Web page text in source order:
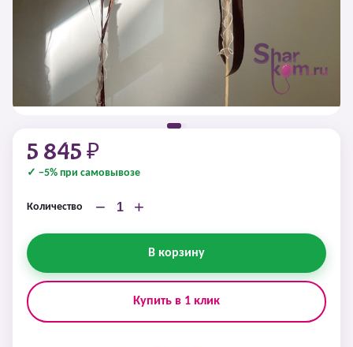
5 845 ₽
✓ −5% при самовывозе
Количество − +
В корзину
Купить в 1 клик